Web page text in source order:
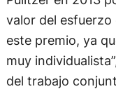
valor del
este premio, ya
muy
del trabajo